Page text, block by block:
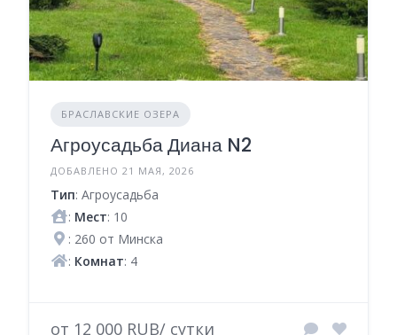
БРАСЛАВСКИЕ ОЗЕРА
Агроусадьба Диана N2
ДОБАВЛЕНО 21 МАЯ, 2026
Тип: Агроусадьба
: Мест: 10
: 260 от Минска
: Комнат: 4
от 12 000 RUB/ сутки